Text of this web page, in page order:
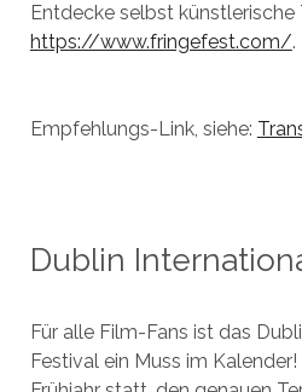
Entdecke selbst künstlerische
https://www.fringefest.com/.
Empfehlungs-Link, siehe:
Dublin
Für alle Film-Fans ist das
Festival ein Muss im